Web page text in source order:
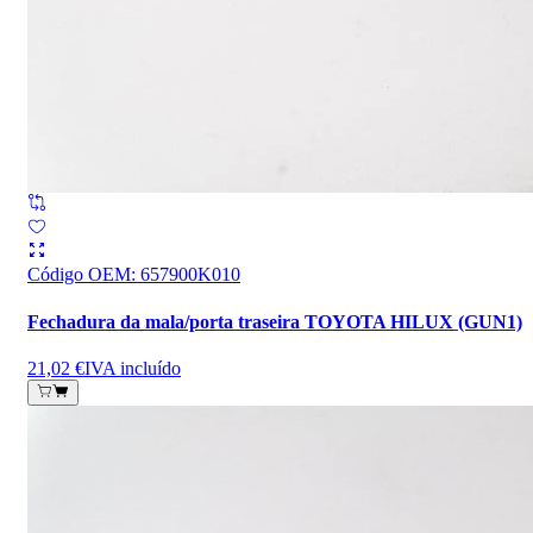
Código OEM: 657900K010
Fechadura da mala/porta traseira TOYOTA HILUX (GUN1)
21,02 €IVA incluído